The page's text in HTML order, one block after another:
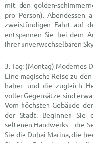
mit den golden-
pro Person). Abendessen
zweistündigen Fahrt auf
entspannen Sie bei dem
ihrer unverwechselbaren
(Montag) Modernes
Eine magische Reise zu
haben und die zugleich
voller Gegensätze sind
Vom höchsten Gebäude
der Stadt. Beginnen Sie
seltenen Handwerks – die
Sie die Dubai Marina, die